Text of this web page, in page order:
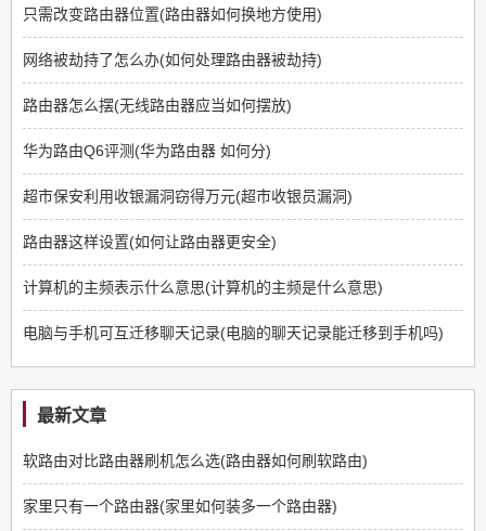
只需改变路由器位置(路由器如何换地方使用)
网络被劫持了怎么办(如何处理路由器被劫持)
路由器怎么摆(无线路由器应当如何摆放)
华为路由Q6评测(华为路由器 如何分)
超市保安利用收银漏洞窃得万元(超市收银员漏洞)
路由器这样设置(如何让路由器更安全)
计算机的主频表示什么意思(计算机的主频是什么意思)
电脑与手机可互迁移聊天记录(电脑的聊天记录能迁移到手机吗)
最新文章
软路由对比路由器刷机怎么选(路由器如何刷软路由)
家里只有一个路由器(家里如何装多一个路由器)